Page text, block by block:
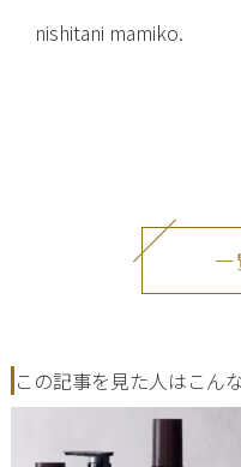
nishitani mamiko.
この記事を見た人はこん